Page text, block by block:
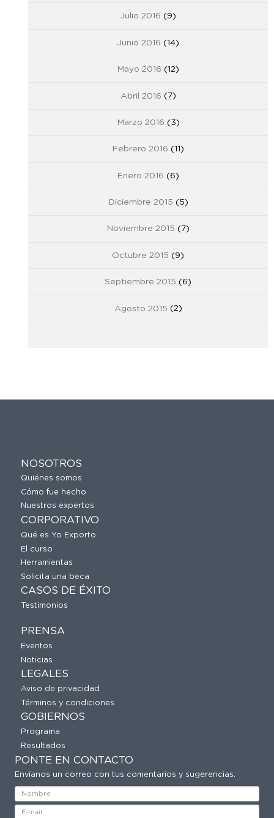
Julio 2016 (9)
Junio 2016 (14)
Mayo 2016 (12)
Abril 2016 (7)
Marzo 2016 (3)
Febrero 2016 (11)
Enero 2016 (6)
Diciembre 2015 (5)
Noviembre 2015 (7)
Octubre 2015 (9)
Septiembre 2015 (6)
Agosto 2015 (2)
NOSOTROS
Quiénes somos
Cómo fue hecho
Nuestros expertos
CORPORATIVO
Qué es Yo Exporto
El curso
Herramientas
Solicita una beca
CASOS DE ÉXITO
Testimonios
PRENSA
Eventos
Noticias
LEGALES
Aviso de privacidad
Términos y condiciones
GOBIERNOS
Programa
Resultados
PONTE EN CONTACTO
Envíanos un correo con tus comentarios y sugerencias.